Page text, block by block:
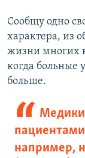
Сообщу одно
характера, из
жизни многих
когда больные
больше.
Медики
например,